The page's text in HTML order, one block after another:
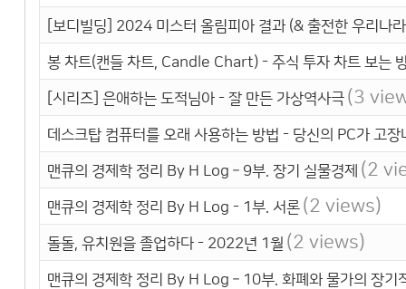
[보디빌딩] 2024 미스터 올림피아 결과 (& 출전한 우리나
봉 차트(캔들 차트, Candle Chart) - 주식 투자 차트 보는
[시리즈] 은애하는 도적님아 - 잘 만든 가상역사극 (3
데스크탑 컴퓨터를 오래 사용하는 방법 - 당신의 PC가 고
맨큐의 경제학 정리 By H Log – 9부. 장기 실물경제 (2
맨큐의 경제학 정리 By H Log - 1부. 서론 (2 views)
돌돌, 유치원을 졸업하다 - 2022년 1월 (2 views)
맨큐의 경제학 정리 By H Log – 10부. 화폐와 물가의 장기